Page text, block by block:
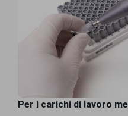
Per i carichi di lavoro